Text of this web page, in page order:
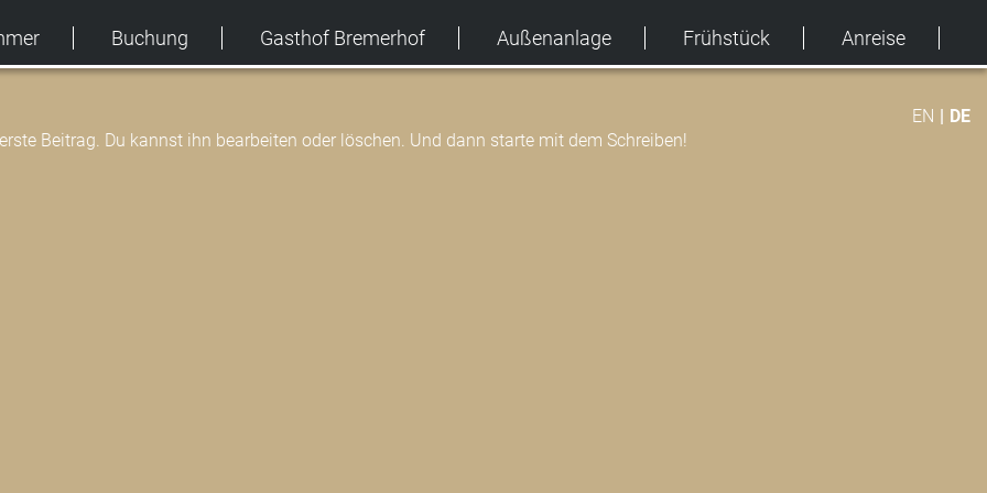
Buchung Gasthof Bremerhof Außenanlage Frühstück
Anreise
EN DE
Beitrag. Du kannst ihn bearbeiten oder löschen. Und dann starte mit dem Schreiben!